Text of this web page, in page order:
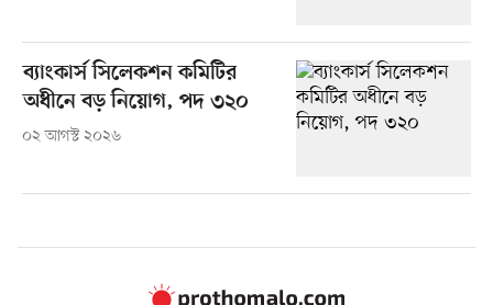
ব্যাংকার্স সিলেকশন কমিটির
অধীনে বড় নিয়োগ, পদ ৩২০
০২ আগস্ট ২০২৬